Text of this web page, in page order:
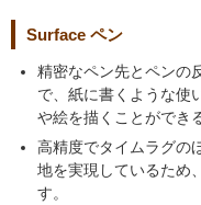
Surface ペン
精密なペン先とペンの
で、紙に書くような使
や絵を描くことができ
高精度でタイムラグの
地を実現しているため
す。